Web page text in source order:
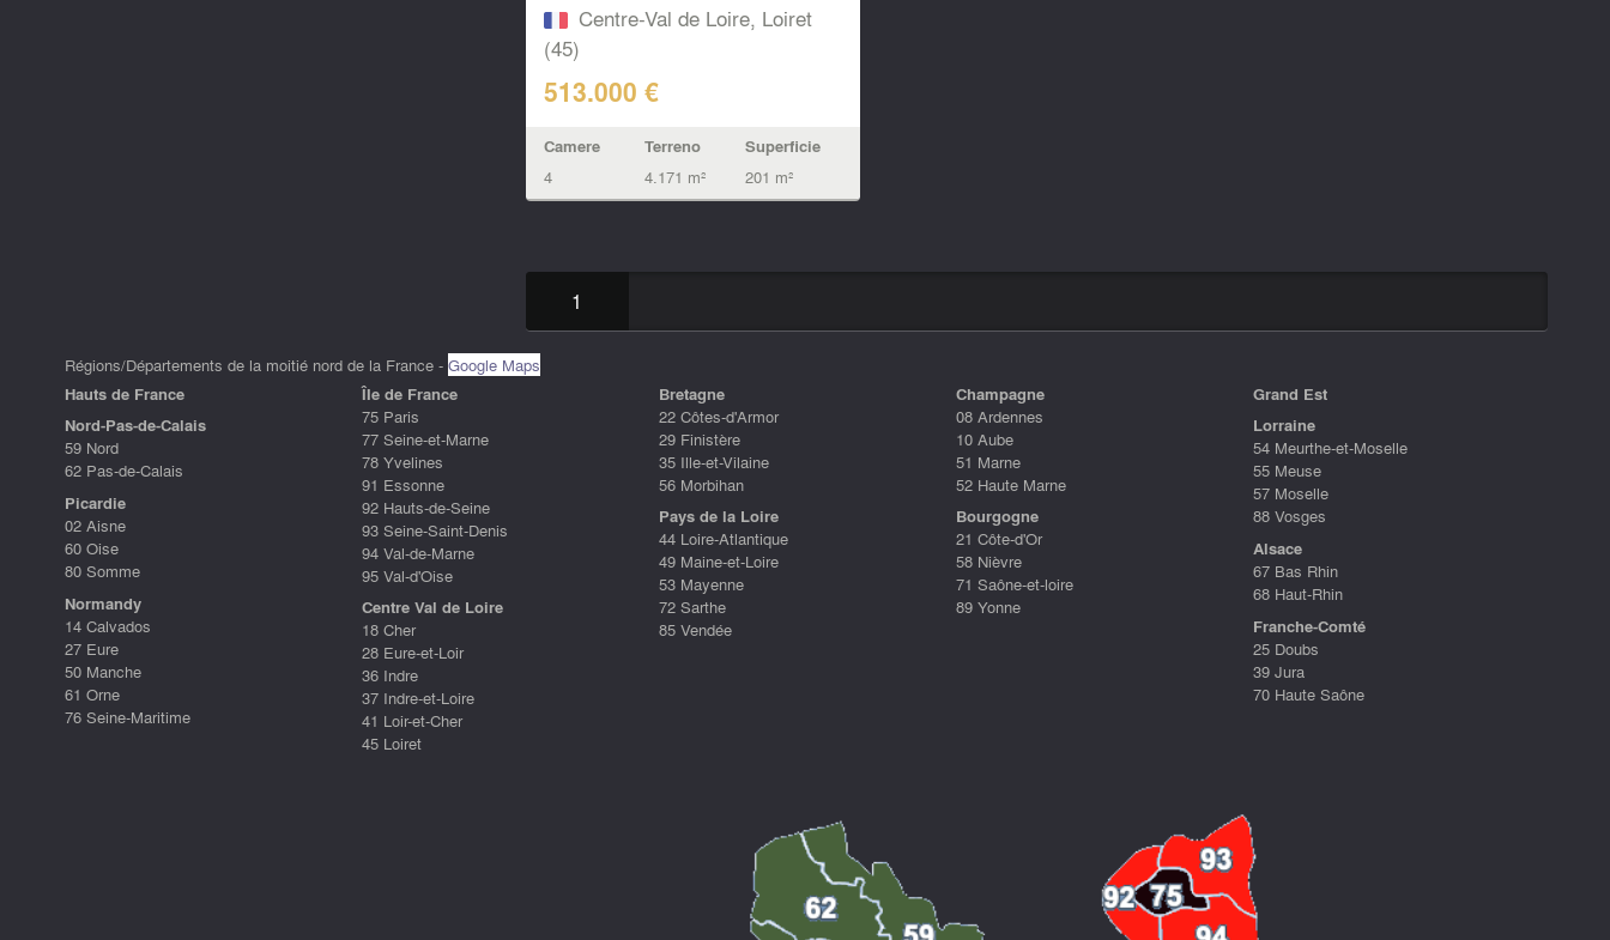
Centre-Val de Loire, Loiret
(45)
513.000 €
Camere
4
Terreno
4.171 m²
Superficie
201 m²
1
Régions/Départements de la moitié nord de la France - Google Maps
Hauts de France
Nord-Pas-de-Calais
59 Nord
62 Pas-de-Calais
Picardie
02 Aisne
60 Oise
80 Somme
Normandy
14 Calvados
27 Eure
50 Manche
61 Orne
76 Seine-Maritime
ÎIe de France
75 Paris
77 Seine-et-Marne
78 Yvelines
91 Essonne
92 Hauts-de-Seine
93 Seine-Saint-Denis
94 Val-de-Marne
95 Val-d'Oise
Centre Val de Loire
18 Cher
28 Eure-et-Loir
36 Indre
37 Indre-et-Loire
41 Loir-et-Cher
45 Loiret
Bretagne
22 Côtes-d'Armor
29 Finistère
35 Ille-et-Vilaine
56 Morbihan
Pays de la Loire
44 Loire-Atlantique
49 Maine-et-Loire
53 Mayenne
72 Sarthe
85 Vendée
Champagne
08 Ardennes
10 Aube
51 Marne
52 Haute Marne
Bourgogne
21 Côte-d'Or
58 Nièvre
71 Saône-et-loire
89 Yonne
Grand Est
Lorraine
54 Meurthe-et-Moselle
55 Meuse
57 Moselle
88 Vosges
Alsace
67 Bas Rhin
68 Haut-Rhin
Franche-Comté
25 Doubs
39 Jura
70 Haute Saône